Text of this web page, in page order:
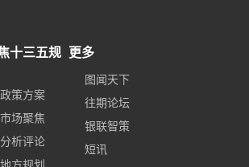
十三五规
政策方案
市场聚焦
分析评论
更多
图闻天下
往期论坛
银联智策
短讯